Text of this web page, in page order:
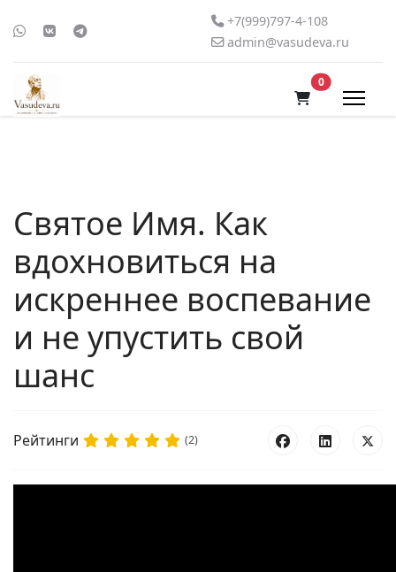
+7(999)797-4-108
admin@vasudeva.ru
0В корзину
Святое Имя. Как
вдохновиться на
искреннее воспевание
и не упустить свой
шанс
Рейтинги (2)